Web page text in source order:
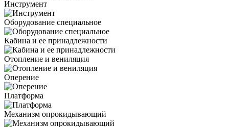
Инструмент
Оборудование специальное
Кабина и ее принадлежности
Отопление и вениляция
Оперение
Платформа
Механизм опрокидывающий